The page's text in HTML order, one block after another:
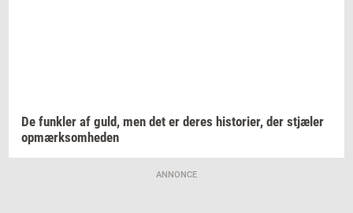
De funk­ler af guld, men det er deres hi­sto­ri­er, der stjæ­ler
op­mærk­som­he­den
ANNONCE